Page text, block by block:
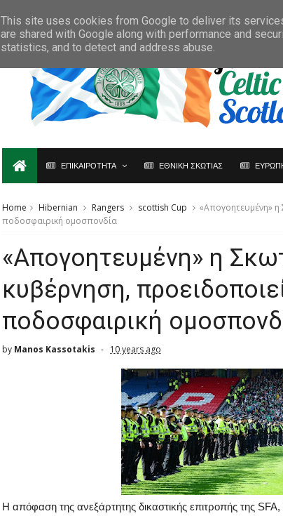
ΕΠΙΚΑΙΡΟΤΗΤΑ ΕΘΝΙΚΗ ΣΚΩΤΙΑΣ
Home Hibernian Rangers scottish Cup
«Απογοητευμένη» η
ποδοσφαιρική ομοσπονδία
«Απογοητευμένη» η
κυβέρνηση,
ποδοσφαιρική
by Manos Kassotakis 10 years ago
Η απόφαση της ανεξάρτητης δικαστικής επιτροπής της SFA,
This site uses cookies from Google to deliver its
are shared with Google along with performance and
statistics, and to detect and address abuse.